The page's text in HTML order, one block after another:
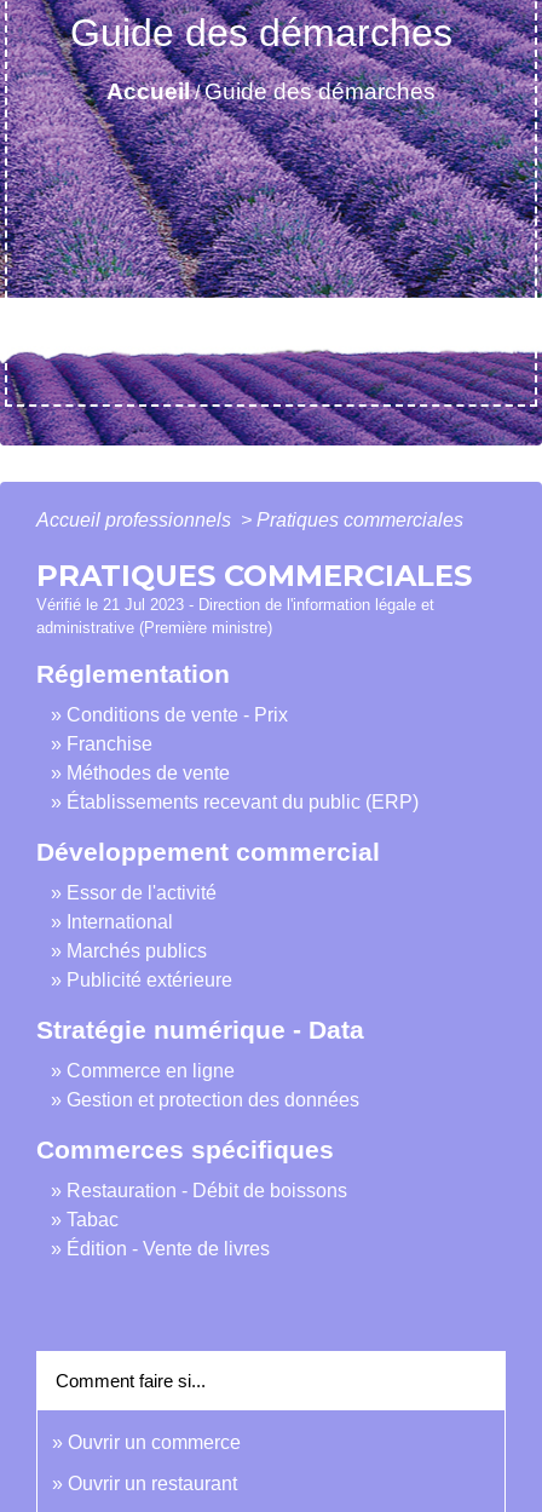
Guide des démarches
Accueil/Guide des démarches
Accueil professionnels > Pratiques commerciales
PRATIQUES COMMERCIALES
Vérifié le 21 Jul 2023 - Direction de l'information légale et
administrative (Première ministre)
Réglementation
Conditions de vente - Prix
Franchise
Méthodes de vente
Établissements recevant du public (ERP)
Développement commercial
Essor de l'activité
International
Marchés publics
Publicité extérieure
Stratégie numérique - Data
Commerce en ligne
Gestion et protection des données
Commerces spécifiques
Restauration - Débit de boissons
Tabac
Édition - Vente de livres
Comment faire si...
Ouvrir un commerce
Ouvrir un restaurant